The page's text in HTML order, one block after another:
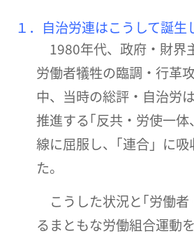
１．自治労連はこうして誕生
1980年代、政府・財界
労働者犠牲の臨調・行革
中、当時の総評・自治労
推進する｢反共・労使一
線に屈服し、｢連合」に
た。
こうした状況と｢労働者
るまともな労働組合運動